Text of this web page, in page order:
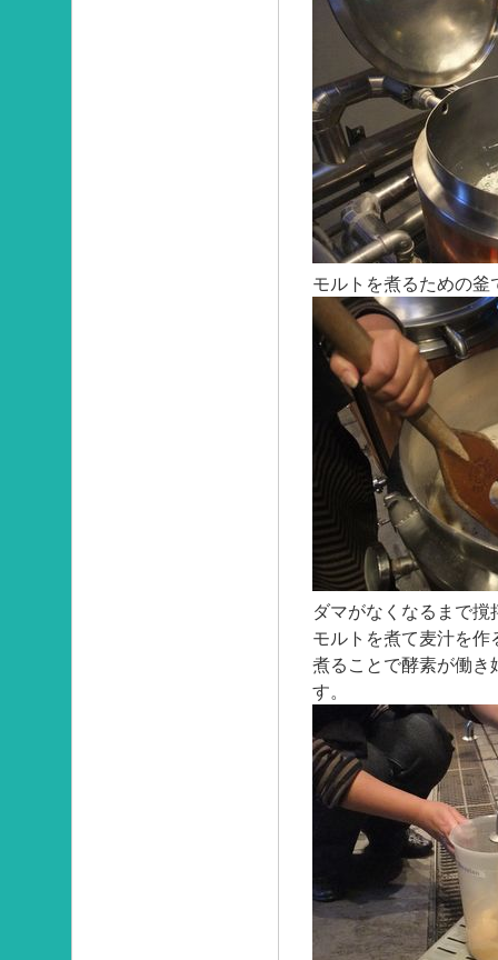
モルトを煮るための釜
ダマがなくなるまで撹
モルトを煮て麦汁を作
煮ることで酵素が働き
す。